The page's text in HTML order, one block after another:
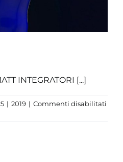
INTEGRATORI [...]
| 2019 | Commenti disabilitati